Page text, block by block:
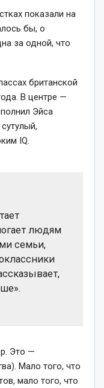
показали на
бы, о
за одной, что
британской
В центре —
Эйса
IQ.
людям
семьи,
Это —
Мало того, что
мало того, что